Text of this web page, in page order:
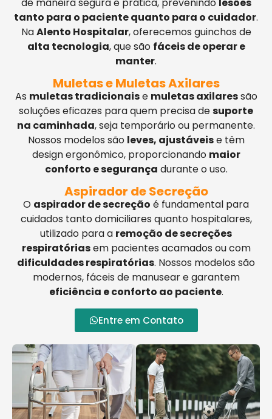
tanto para o paciente quanto para o cuidador.
NaAlento Hospitalar, oferecemos guinchos de
alta tecnologia, que são fáceis de operar e
manter.
Muletas e Muletas Axilares
As muletas tradicionaise muletas axilaressão
soluções eficazes para quem precisa desuporte
na caminhada, seja temporário ou permanente.
Nossos modelos são leves, ajustáveise têm
design ergonômico, proporcionando maior
conforto e segurança durante o uso.
Aspirador de Secreção
O aspirador de secreção é fundamental para
cuidados tanto domiciliares quanto hospitalares,
utilizado para a remoção de secreções
respiratóriasem pacientes acamados ou com
dificuldades respiratórias. Nossos modelos são
modernos, fáceis de manusear e garantem
eficiência e conforto ao paciente.
Entre em Contato